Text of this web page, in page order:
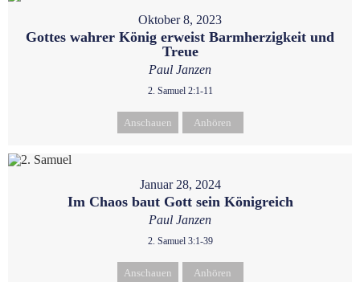
Oktober 8, 2023
Gottes wahrer König erweist Barmherzigkeit und
Treue
Paul Janzen
2. Samuel 2:1-11
Anschauen Anhören
Januar 28, 2024
Im Chaos baut Gott sein Königreich
Paul Janzen
2. Samuel 3:1-39
Anschauen Anhören